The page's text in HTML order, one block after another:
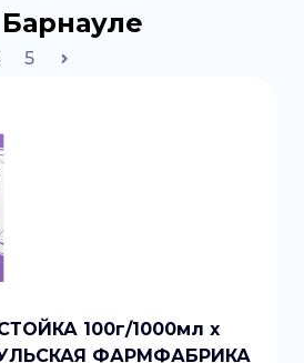
5
100г/1000мл x
ФАРМФАБРИКА